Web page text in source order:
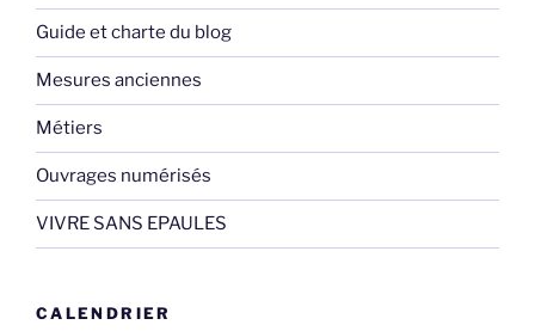
Guide et charte du blog
Mesures anciennes
Métiers
Ouvrages numérisés
VIVRE SANS EPAULES
CALENDRIER